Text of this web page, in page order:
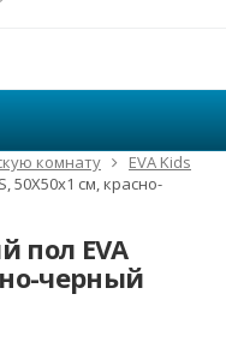
комнату
EVA Kids
50Х50х1 см, красно-
пол EVA
черный